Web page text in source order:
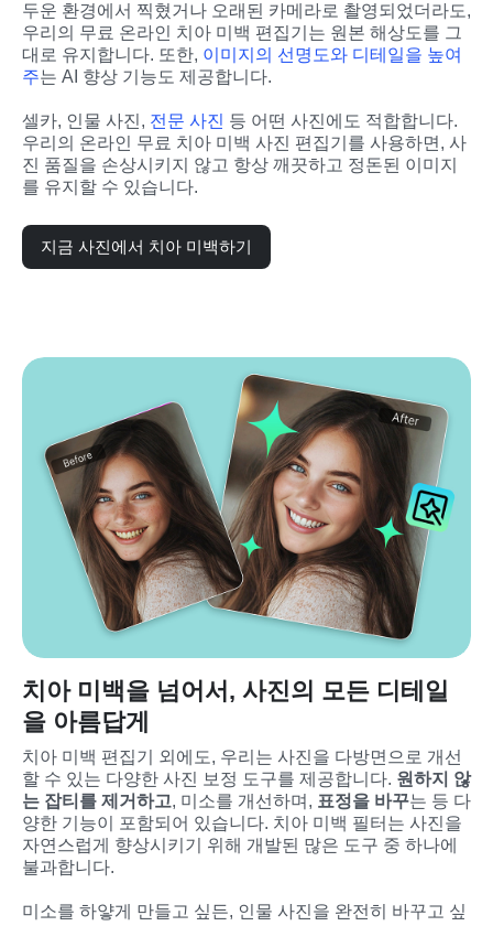
두운 환경에서 찍혔거나 오래된 카메라로 촬영되었더라도,
우리의 무료 온라인 치아 미백 편집기는 원본 해상도를 그
대로 유지합니다. 또한, 이미지의 선명도와 디테일을 높여
주는 AI 향상 기능도 제공합니다.
셀카, 인물 사진, 전문 사진 등 어떤 사진에도 적합합니다.
우리의 온라인 무료 치아 미백 사진 편집기를 사용하면, 사
진 품질을 손상시키지 않고 항상 깨끗하고 정돈된 이미지
를 유지할 수 있습니다.
지금 사진에서 치아 미백하기
치아 미백을 넘어서, 사진의 모든 디테일
을 아름답게
치아 미백 편집기 외에도, 우리는 사진을 다방면으로 개선
할 수 있는 다양한 사진 보정 도구를 제공합니다. 원하지 않
는 잡티를 제거하고, 미소를 개선하며, 표정을 바꾸는 등 다
양한 기능이 포함되어 있습니다. 치아 미백 필터는 사진을
자연스럽게 향상시키기 위해 개발된 많은 도구 중 하나에
불과합니다.
미소를 하얗게 만들고 싶든, 인물 사진을 완전히 바꾸고 싶